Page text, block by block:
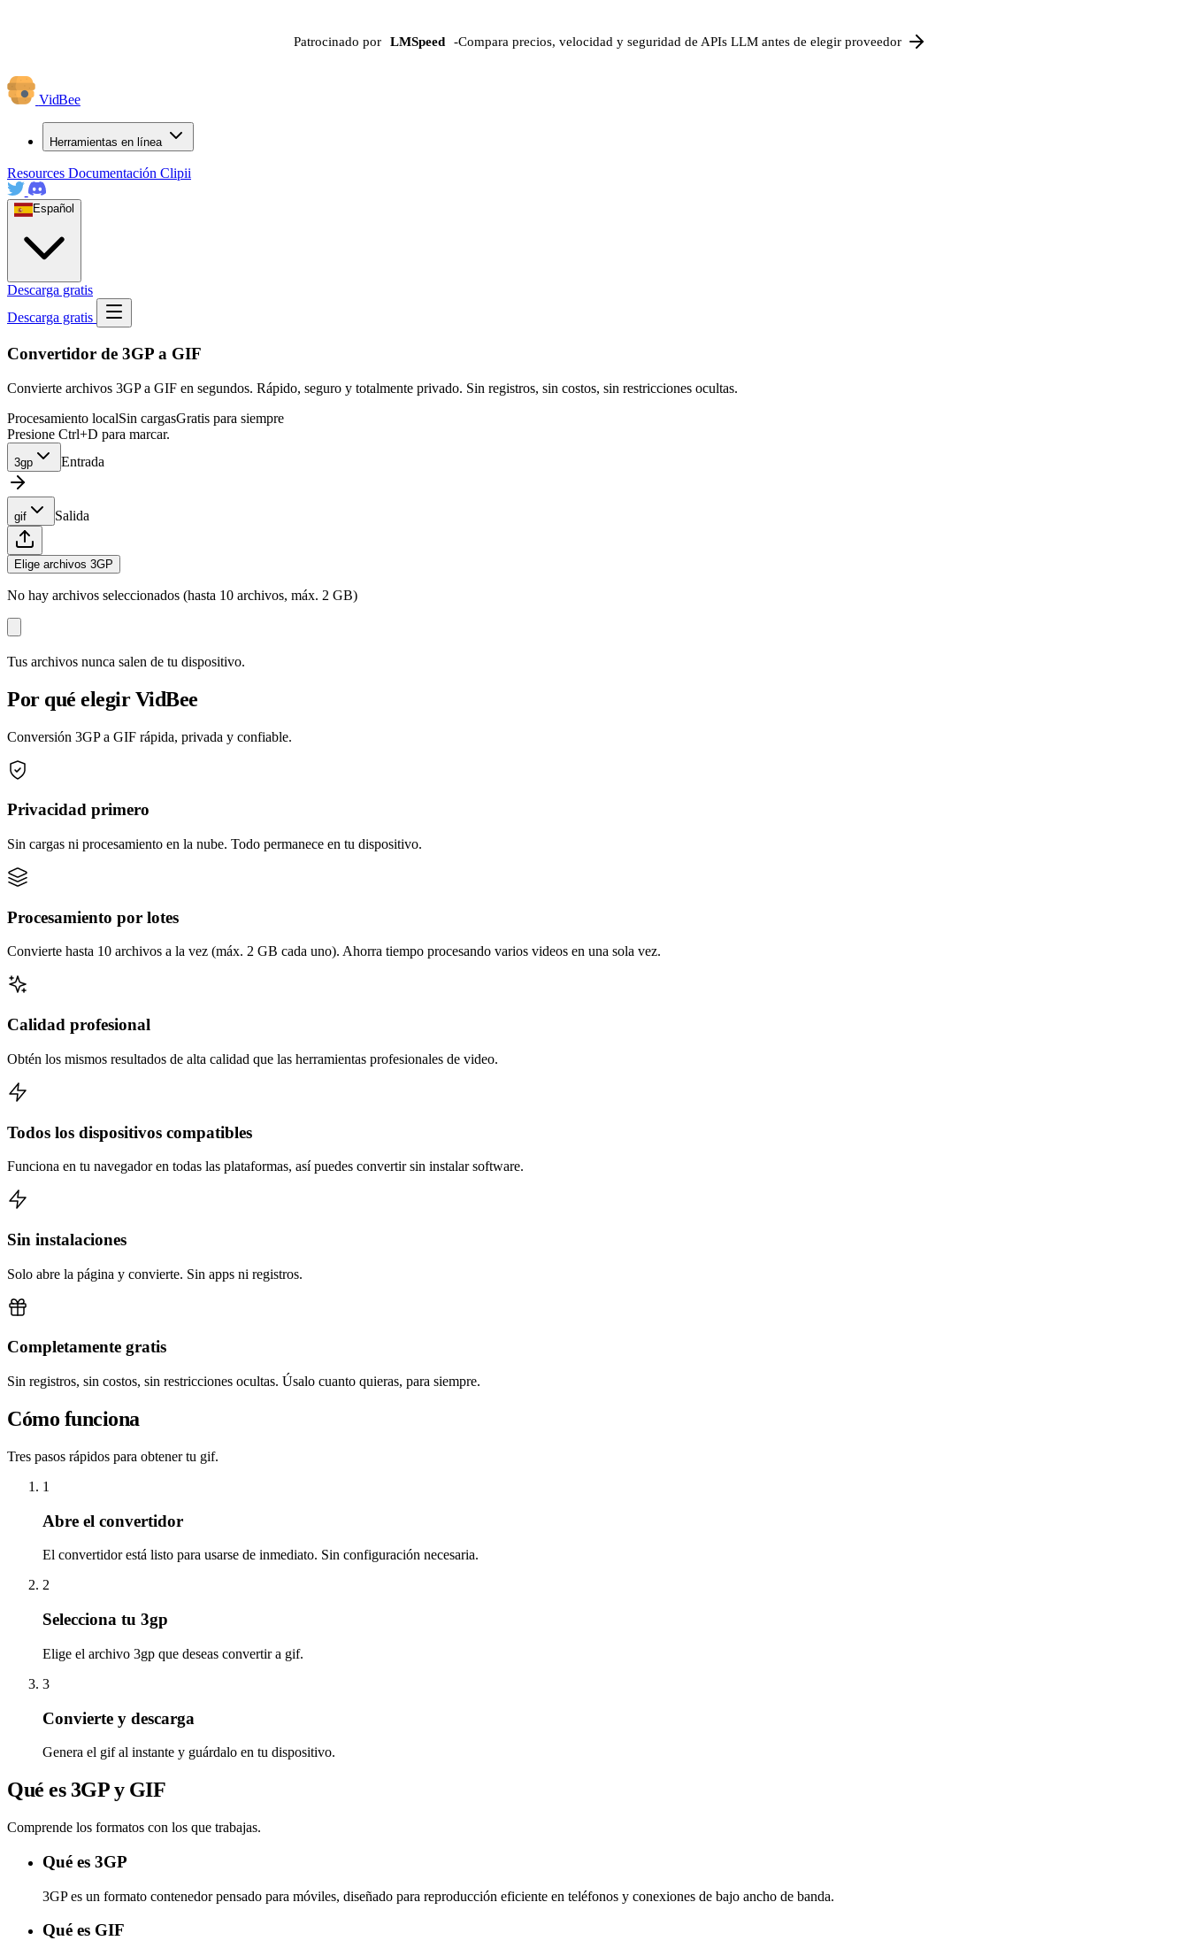
Patrocinado por LMSpeed -Compara precios, velocidad y seguridad de APIs LLM antes de elegir proveedor
VidBee
Herramientas en línea
Resources Documentación Clipii
Español
Descarga gratis
Descarga gratis
Convertidor de 3GP a GIF
Convierte archivos 3GP a GIF en segundos. Rápido, seguro y totalmente privado. Sin registros, sin costos, sin restricciones ocultas.
Procesamiento localSin cargasGratis para siempre
Presione Ctrl+D para marcar.
3gp Entrada
gif Salida
Elige archivos 3GP
No hay archivos seleccionados (hasta 10 archivos, máx. 2 GB)
Tus archivos nunca salen de tu dispositivo.
Por qué elegir VidBee
Conversión 3GP a GIF rápida, privada y confiable.
Privacidad primero
Sin cargas ni procesamiento en la nube. Todo permanece en tu dispositivo.
Procesamiento por lotes
Convierte hasta 10 archivos a la vez (máx. 2 GB cada uno). Ahorra tiempo procesando varios videos en una sola vez.
Calidad profesional
Obtén los mismos resultados de alta calidad que las herramientas profesionales de video.
Todos los dispositivos compatibles
Funciona en tu navegador en todas las plataformas, así puedes convertir sin instalar software.
Sin instalaciones
Solo abre la página y convierte. Sin apps ni registros.
Completamente gratis
Sin registros, sin costos, sin restricciones ocultas. Úsalo cuanto quieras, para siempre.
Cómo funciona
Tres pasos rápidos para obtener tu gif.
1
Abre el convertidor
El convertidor está listo para usarse de inmediato. Sin configuración necesaria.
2
Selecciona tu 3gp
Elige el archivo 3gp que deseas convertir a gif.
3
Convierte y descarga
Genera el gif al instante y guárdalo en tu dispositivo.
Qué es 3GP y GIF
Comprende los formatos con los que trabajas.
Qué es 3GP
3GP es un formato contenedor pensado para móviles, diseñado para reproducción eficiente en teléfonos y conexiones de bajo ancho de banda.
Qué es GIF